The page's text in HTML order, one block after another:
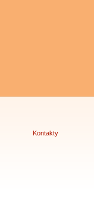
Kontakty